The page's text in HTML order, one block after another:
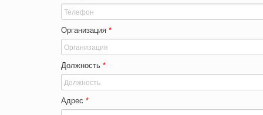
Организация *
Должность *
Адрес *